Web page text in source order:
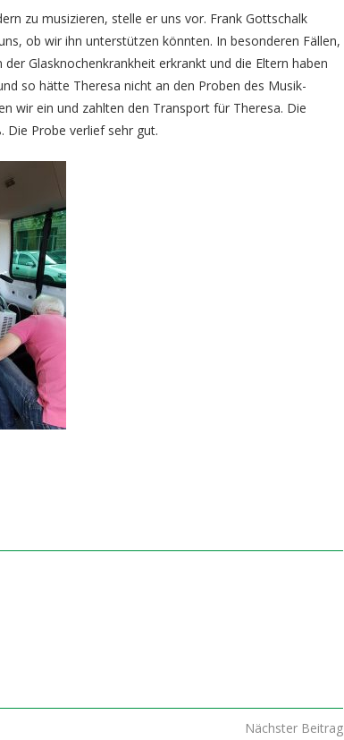
zu musizieren, stelle er uns vor. Frank Gottschalk
ob wir ihn unterstützen könnten. In besonderen Fällen,
Glasknochenkrankheit erkrankt und die Eltern haben
so hätte Theresa nicht an den Proben des Musik-
wir ein und zahlten den Transport für Theresa. Die
Die Probe verlief sehr gut.
Nächster Beitrag